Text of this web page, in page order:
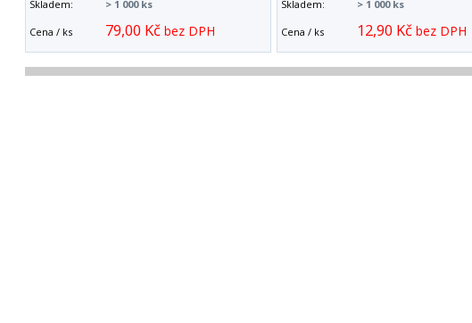
Skladem:
> 1 000 ks
Cena / ks 79,00 Kč bez DPH
Skladem:
> 1 000 ks
Cena / ks 12,90 Kč bez DPH